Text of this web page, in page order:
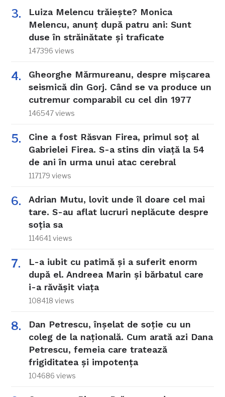
Luiza Melencu trăiește? Monica
Melencu, anunț după patru ani: Sunt
duse în străinătate și traficate
147396 views
Gheorghe Mărmureanu, despre mișcarea
seismică din Gorj. Când se va produce un
cutremur comparabil cu cel din 1977
146547 views
Cine a fost Răsvan Firea, primul soț al
Gabrielei Firea. S-a stins din viață la 54
de ani în urma unui atac cerebral
117179 views
Adrian Mutu, lovit unde îl doare cel mai
tare. S-au aflat lucruri neplăcute despre
soția sa
114641 views
L-a iubit cu patimă și a suferit enorm
după el. Andreea Marin și bărbatul care
i-a răvășit viața
108418 views
Dan Petrescu, înșelat de soție cu un
coleg de la națională. Cum arată azi Dana
Petrescu, femeia care tratează
frigiditatea și impotența
104686 views